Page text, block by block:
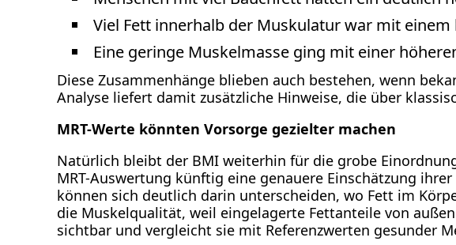
Viel Fett innerhalb der Muskulatur war mit
Eine geringe Muskelmasse ging mit einer
Diese Zusammenhänge blieben auch bestehen, wenn
Analyse liefert damit zusätzliche Hinweise, die über
MRT-Werte könnten Vorsorge gezielter machen
Natürlich bleibt der BMI weiterhin für die grobe
MRT-Auswertung künftig eine genauere Einschätzung
können sich deutlich darin unterscheiden, wo Fett im
die Muskelqualität, weil eingelagerte Fettanteile von
sichtbar und vergleicht sie mit Referenzwerten gesunder